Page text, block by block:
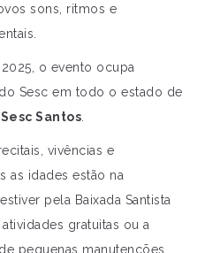
sons, ritmos e
o evento ocupa
Sesc em todo o estado de
Sesc Santos
vivências e
as idades estão na
pela Baixada Santista
gratuitas ou a
pequenas manutenções